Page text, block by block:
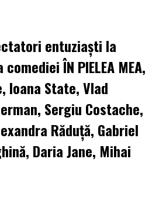
entuziaști la
ÎN PIELEA MEA,
Ioana State, Vlad
Sergiu Costache,
Răduță, Gabriel
Daria Jane, Mihai